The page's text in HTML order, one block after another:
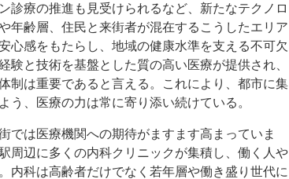
診療の推進も見受けられるなど、新たなテクノロ
年齢層、住民と来街者が混在するこうしたエリア
心感をもたらし、地域の健康水準を支える不可欠
と技術を基盤とした質の高い医療が提供され、
制は重要であると言える。これにより、都市に集
う、医療の力は常に寄り添い続けている。
では医療機関への期待がますます高まっていま
周辺に多くの内科クリニックが集積し、働く人や
内科は高齢者だけでなく若年層や働き盛り世代に